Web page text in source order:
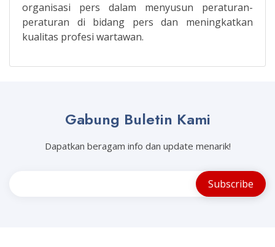
organisasi pers dalam menyusun peraturan-
peraturan di bidang pers dan meningkatkan
kualitas profesi wartawan.
Gabung Buletin Kami
Dapatkan beragam info dan update menarik!